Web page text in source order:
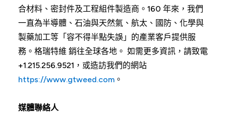
合材料、密封件及工程組件製造商。160 年來，我們
一直為半導體、石油與天然氣、航太、國防、化學與
製藥加工等「容不得半點失誤」的產業客戶提供服
務。格瑞特維 銷往全球各地。 如需更多資訊，請致電
+1.215.256.9521，或造訪我們的網站
https://www.gtweed.com 。
媒體聯絡人